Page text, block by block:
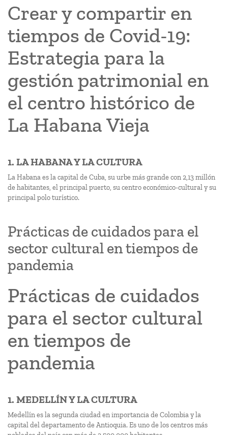
Crear y compartir en
tiempos de Covid-19:
Estrategia para la
gestión patrimonial en
el centro histórico de
La Habana Vieja
1. LA HABANA Y LA CULTURA
La Habana es la capital de Cuba, su urbe más grande con 2,13 millón
de habitantes, el principal puerto, su centro económico-cultural y su
principal polo turístico.
Prácticas de cuidados para el
sector cultural en tiempos de
pandemia
Prácticas de cuidados
para el sector cultural
en tiempos de
pandemia
1. MEDELLÍN Y LA CULTURA
Medellín es la segunda ciudad en importancia de Colombia y la
capital del departamento de Antioquia. Es uno de los centros más